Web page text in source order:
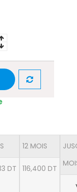
DT
12 MOIS
116,400 DT